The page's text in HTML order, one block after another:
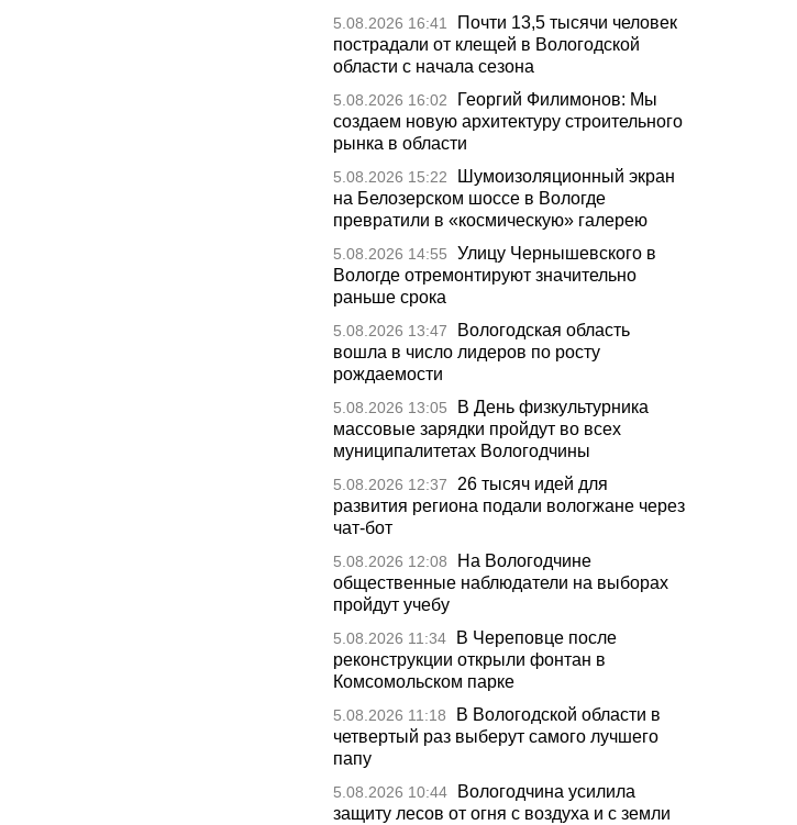
5.08.2026 16:41
Почти 13,5 тысячи человек
пострадали от клещей в Вологодской
области с начала сезона
5.08.2026 16:02
Георгий Филимонов: Мы
создаем новую архитектуру строительного
рынка в области
5.08.2026 15:22
Шумоизоляционный экран
на Белозерском шоссе в Вологде
превратили в «космическую» галерею
5.08.2026 14:55
Улицу Чернышевского в
Вологде отремонтируют значительно
раньше срока
5.08.2026 13:47
Вологодская область
вошла в число лидеров по росту
рождаемости
5.08.2026 13:05
В День физкультурника
массовые зарядки пройдут во всех
муниципалитетах Вологодчины
5.08.2026 12:37
26 тысяч идей для
развития региона подали вологжане через
чат-бот
5.08.2026 12:08
На Вологодчине
общественные наблюдатели на выборах
пройдут учебу
5.08.2026 11:34
В Череповце после
реконструкции открыли фонтан в
Комсомольском парке
5.08.2026 11:18
В Вологодской области в
четвертый раз выберут самого лучшего
папу
5.08.2026 10:44
Вологодчина усилила
защиту лесов от огня с воздуха и с земли